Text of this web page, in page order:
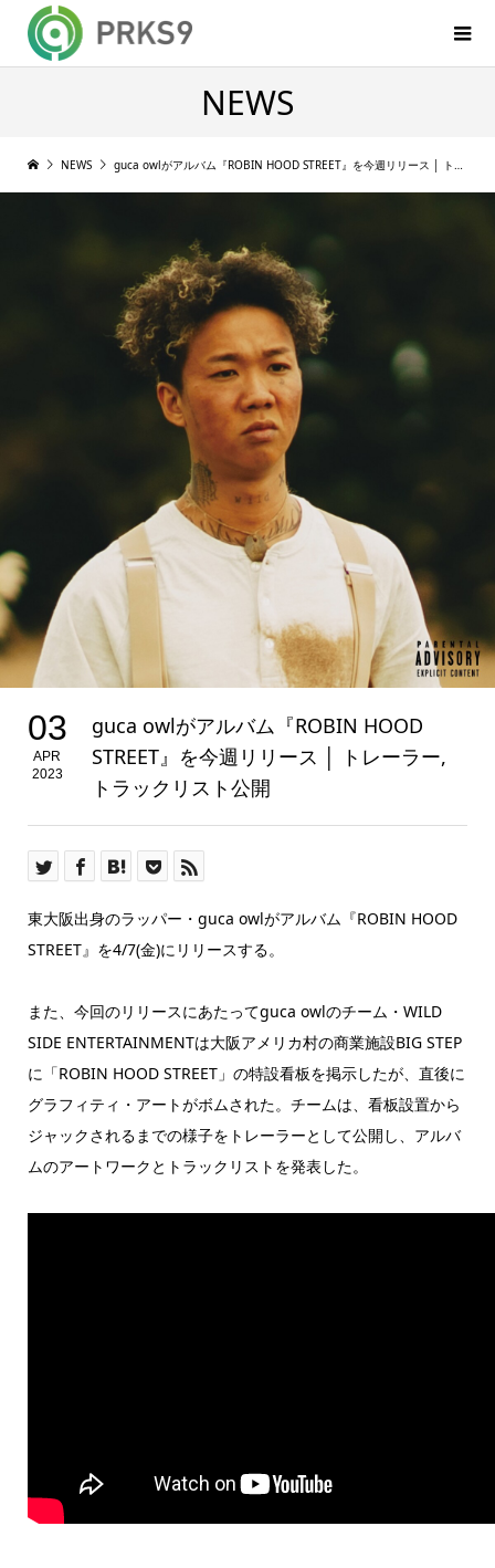
NEWS
NEWS guca owlがアルバム『ROBIN HOOD STREET』を今週リリース │ トレーラー, トラックリスト公開
03
APR
2023
guca owlがアルバム『ROBIN HOOD
STREET』を今週リリース │ トレーラー,
トラックリスト公開
東大阪出身のラッパー・guca owlがアルバム『ROBIN HOOD
STREET』を4/7(金)にリリースする。
また、今回のリリースにあたってguca owlのチーム・WILD
SIDE ENTERTAINMENTは大阪アメリカ村の商業施設BIG STEP
に「ROBIN HOOD STREET」の特設看板を掲示したが、直後に
グラフィティ・アートがボムされた。チームは、看板設置から
ジャックされるまでの様子をトレーラーとして公開し、アルバ
ムのアートワークとトラックリストを発表した。